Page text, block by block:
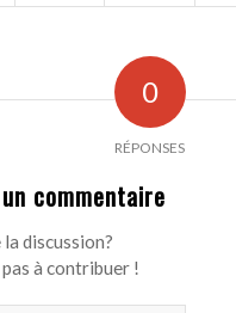
0
RÉPONSES
commentaire
discussion?
pas à contribuer !